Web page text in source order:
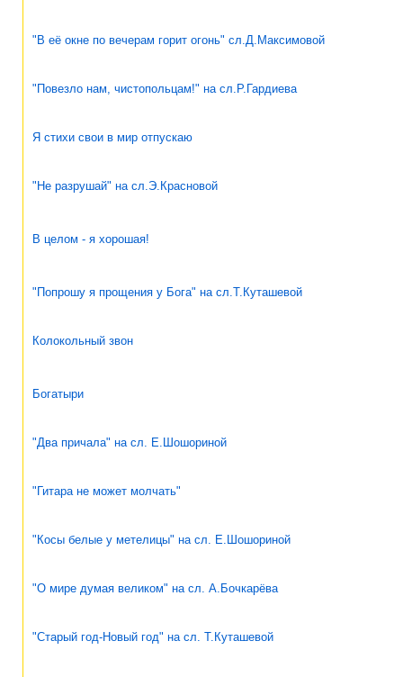
"В её окне по вечерам горит огонь" сл.Д.Максимовой
"Повезло нам, чистопольцам!" на сл.Р.Гардиева
Я стихи свои в мир отпускаю
"Не разрушай" на сл.Э.Красновой
В целом - я хорошая!
"Попрошу я прощения у Бога" на сл.Т.Куташевой
Колокольный звон
Богатыри
"Два причала" на сл. Е.Шошориной
"Гитара не может молчать"
"Косы белые у метелицы" на сл. Е.Шошориной
"О мире думая великом" на сл. А.Бочкарёва
"Старый год-Новый год" на сл. Т.Куташевой